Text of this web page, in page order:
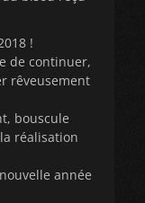
!
de continuer,
rêveusement
bouscule
réalisation
année